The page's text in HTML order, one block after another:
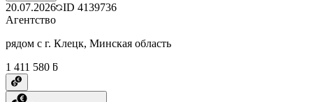
20.07.2026 ID 4139736
Агентство
рядом с г. Клецк, Минская область
1 411 580 ƃ